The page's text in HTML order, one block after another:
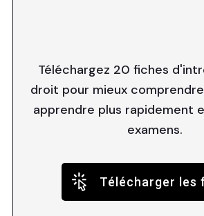
Téléchargez 20 fiches
droit pour mieux
apprendre plus rapidement
examens.
Télécharger les